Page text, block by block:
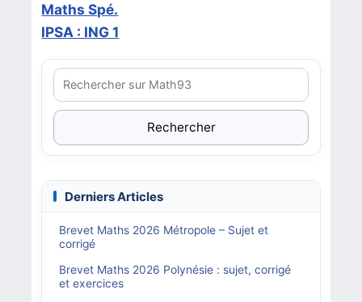
Maths Spé.
IPSA : ING 1
Rechercher
Derniers Articles
Brevet Maths 2026 Métropole – Sujet et
corrigé
Brevet Maths 2026 Polynésie : sujet, corrigé
et exercices